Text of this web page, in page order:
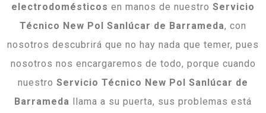
electrodomésticos en manos de nuestro Servicio
Técnico New Pol Sanlúcar de Barrameda, con
nosotros descubrirá que no hay nada que temer, pues
nosotros nos encargaremos de todo, porque cuando
nuestro Servicio Técnico New Pol Sanlúcar de
Barrameda llama a su puerta, sus problemas está